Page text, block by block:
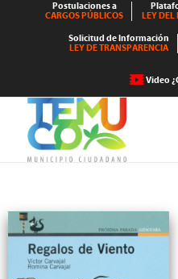
Postulaciones a
CARGOS PÚBLICOS
LEY DEL
Solicitud de Información
LEY DE TRANSPARENCIA
Video